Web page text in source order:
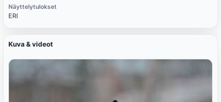
Näyttelytulokset
ERI
Kuva & videot